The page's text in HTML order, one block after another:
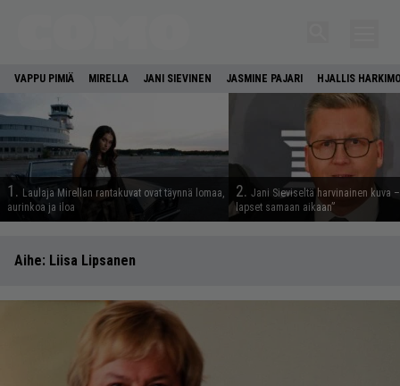
VAPPU PIMIÄ MIRELLA JANI SIEVINEN JASMINE PAJARI HJALLIS
1. Laulaja Mirellan rantakuvat ovat täynnä lomaa,
aurinkoa ja iloa
2. Jani Sieviseltä harvinainen kuva
lapset samaan aikaan”
Aihe: Liisa Lipsanen